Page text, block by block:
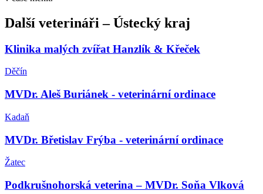
Další veterináři –Ústecký kraj
Klinika malých zvířat Hanzlík & Křeček
Děčín
MVDr. Aleš Buriánek - veterinární ordinace
Kadaň
MVDr. Břetislav Frýba - veterinární ordinace
Žatec
Podkrušnohorská veterina – MVDr. Soňa Vlková